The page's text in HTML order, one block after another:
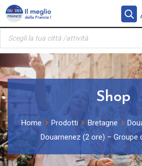
Pannello di gestione dei cookies
Skip
content
Ricerca
prodotti
Shop
Home Prodotti Bretagne
Douarnenez (2 ore) – Groupe